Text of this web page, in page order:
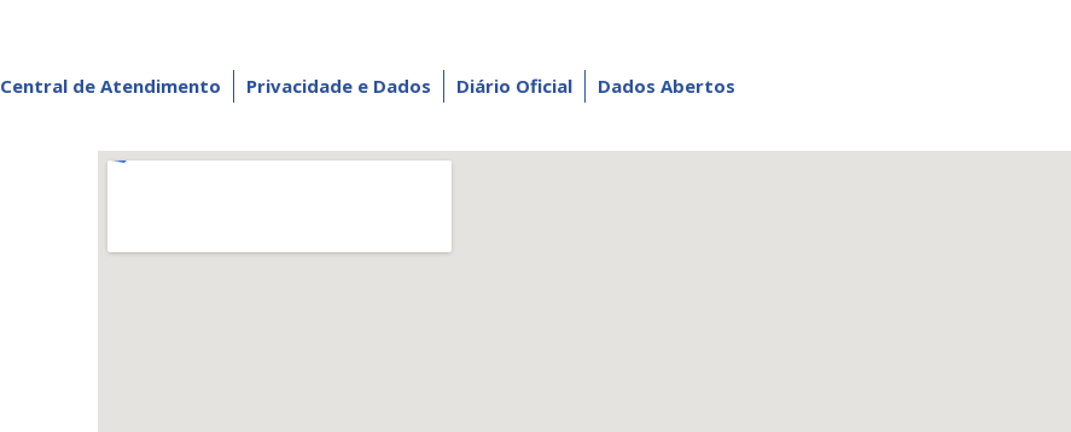
Central de Atendimento Privacidade e Dados Diário Oficial Dados Abertos